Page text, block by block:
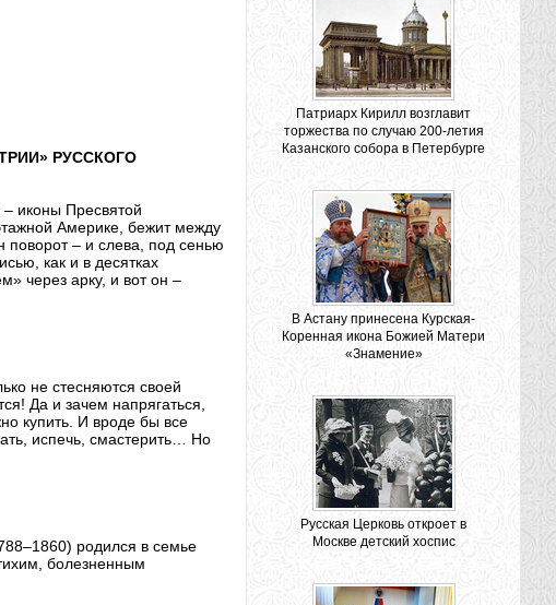
РУССКОГО
– иконы Пресвятой
Америке, бежит между
– и слева, под сенью
как и в десятках
через арку, и вот он –
не стесняются своей
Да и зачем напрягаться,
купить. И вроде бы все
испечь, смастерить… Но
родился в семье
болезненным
Патриарх Кирилл возглавит
торжества по случаю 200-летия
Казанского собора в Петербурге
В Астану принесена Курская-
Коренная икона Божией Матери
«Знамение»
Русская Церковь откроет в
Москве детский хоспис